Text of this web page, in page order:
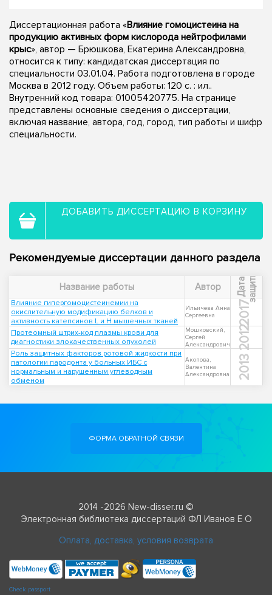
Диссертационная работа «Влияние гомоцистеина на
продукцию активных форм кислорода нейтрофилами
крыс», автор — Брюшкова, Екатерина Александровна,
относится к типу: кандидатская диссертация по
специальности 03.01.04. Работа подготовлена в городе
Москва в 2012 году. Объем работы: 120 с. : ил..
Внутренний код товара: 01005420775. На странице
представлены основные сведения о диссертации,
включая название, автора, год, город, тип работы и шифр
специальности.
ДОБАВИТЬ ДИССЕРТАЦИЮ В КОРЗИНУ
Рекомендуемые диссертации данного раздела
Название работы Автор Д
а
т
а
з
а
щ
и
т ы
Влияние гипергомоцистеинемии на
окислительную модификацию белков и
активность катепсинов L и Н мышечных тканей
Ильичева Анна
Сергеевна
2017
Протеомный штрих-код плазмы крови для
диагностики злокачественных опухолей
Мошковский,
Сергей
Александрович
2012
Роль защитных факторов ротовой жидкости при
патологии пародонта у больных ИБС с
нормальным и нарушенным углеводным
обменом
Акопова,
Валентина
Александровна
2013
ФОРМА ОБРАТНОЙ СВЯЗИ
2014 -2026 New-disser.ru ©
Электронная библиотека диссертаций ФЛ Иванов Е О
Оплата, доставка, условия возврата
Check passport